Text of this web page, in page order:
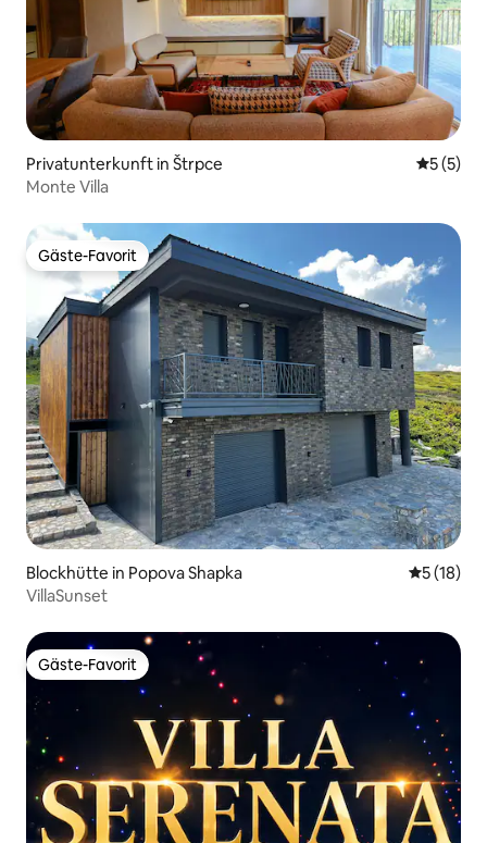
Privatunterkunft in Štrpce
5 (5)
Monte Villa
Gäste-Favorit
Gäste-Favorit
Blockhütte in Popova Shapka
5 (18)
VillaSunset
Gäste-Favorit
Gäste-Favorit